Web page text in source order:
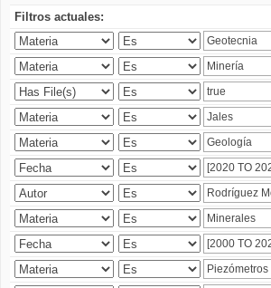
Filtros actuales: